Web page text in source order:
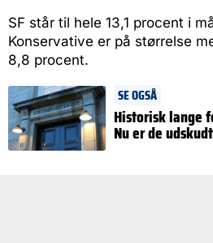
SF står til hele 13,1 procent i
Konservative er på størrelse
8,8 procent.
SE OGSÅ
Historisk lange
Nu er de udskudt